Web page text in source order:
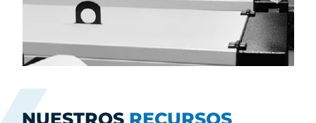
NUESTROS RECURSOS